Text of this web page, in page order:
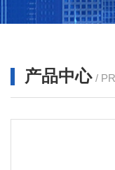
产品中心 /